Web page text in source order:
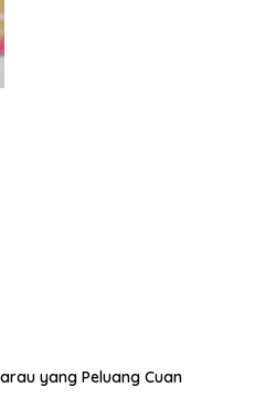
yang Peluang Cuan